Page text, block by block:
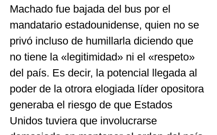
Machado fue bajada del bus por el
mandatario estadounidense, quien no se
privó incluso de humillarla diciendo que
no tiene la «legitimidad» ni el «respeto»
del país. Es decir, la potencial llegada al
poder de la otrora elogiada líder opositora
generaba el riesgo de que Estados
Unidos tuviera que involucrarse